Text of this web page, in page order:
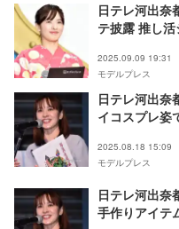
日テレ河出奈
テ披露 推し活
2025.09.09 19:31
モデルプレス
日テレ河出奈
イコスプレ姿
2025.08.18 15:09
モデルプレス
日テレ河出奈
手作りアイテ